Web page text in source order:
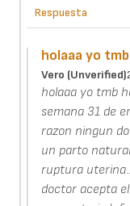
Respuesta
holaaa yo
Vero (unverified)
holaaa yo tmb
semana 31 de
razon ningun
un parto
ruptura
doctor acepta